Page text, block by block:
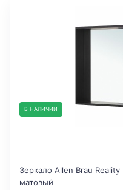
В НАЛИЧИИ
Зеркало Allen Brau
матовый